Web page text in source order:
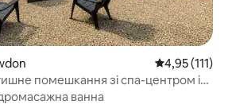
Середня
4,95 (111)
помешкання зі спа-центром і
ванна